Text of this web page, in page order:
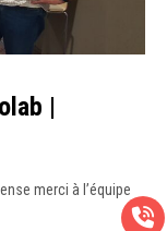
|
merci à l’équipe